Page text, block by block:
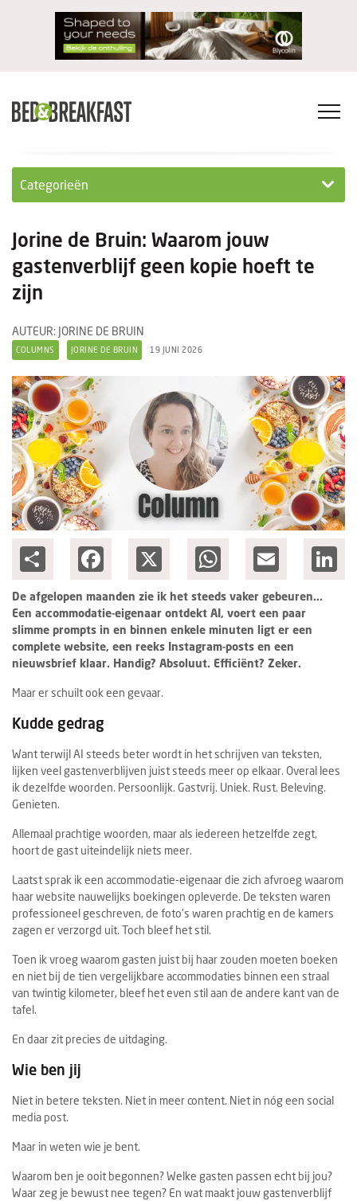
Categorieën
Wet- en regelgeving
Internationaal
Interviews
Ondernemen
Jorine de Bruin: Waarom jouw
gastenverblijf geen kopie hoeft te
zijn
AUTEUR: JORINE DE BRUIN
COLUMNS JORINE DE BRUIN 19 JUNI 2026
Facebook WhatsApp Email
De afgelopen maanden zie ik het steeds vaker gebeuren...
Een accommodatie-eigenaar ontdekt AI, voert een paar
slimme prompts in en binnen enkele minuten ligt er een
complete website, een reeks Instagram-posts en een
nieuwsbrief klaar. Handig? Absoluut. Efficiënt? Zeker.
Maar er schuilt ook een gevaar.
Kudde gedrag
Want terwijl AI steeds beter wordt in het schrijven van teksten,
lijken veel gastenverblijven juist steeds meer op elkaar. Overal lees
ik dezelfde woorden. Persoonlijk. Gastvrij. Uniek. Rust. Beleving.
Genieten.
Allemaal prachtige woorden, maar als iedereen hetzelfde zegt,
hoort de gast uiteindelijk niets meer.
Laatst sprak ik een accommodatie-eigenaar die zich afvroeg waarom
haar website nauwelijks boekingen opleverde. De teksten waren
professioneel geschreven, de foto's waren prachtig en de kamers
zagen er verzorgd uit. Toch bleef het stil.
Toen ik vroeg waarom gasten juist bij haar zouden moeten boeken
en niet bij de tien vergelijkbare accommodaties binnen een straal
van twintig kilometer, bleef het even stil aan de andere kant van de
tafel.
En daar zit precies de uitdaging.
Wie ben jij
Niet in betere teksten. Niet in meer content. Niet in nóg een social
media post.
Maar in weten wie je bent.
Waarom ben je ooit begonnen? Welke gasten passen echt bij jou?
Waar zeg je bewust nee tegen? En wat maakt jouw gastenverblijf